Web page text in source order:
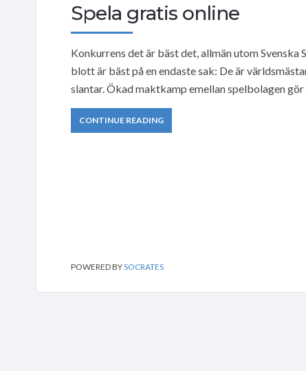
Spela gratis online
Konkurrens det är bäst det, allmän utom
blott är bäst på en endaste sak: De är
slantar. Ökad maktkamp emellan spelbolagen
CONTINUE READING
POWERED BYSOCRATES